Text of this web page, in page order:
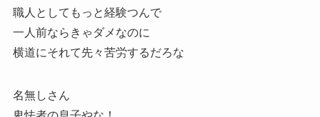
職人としてもっと経験つんで
一人前ならきゃダメなのに
横道にそれて先々苦労するだろな
名無しさん